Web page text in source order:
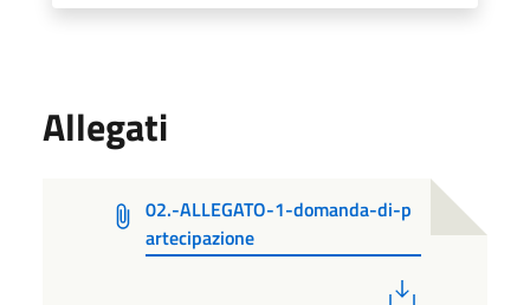
Allegati
02.-ALLEGATO-1-domanda-di-p
artecipazione